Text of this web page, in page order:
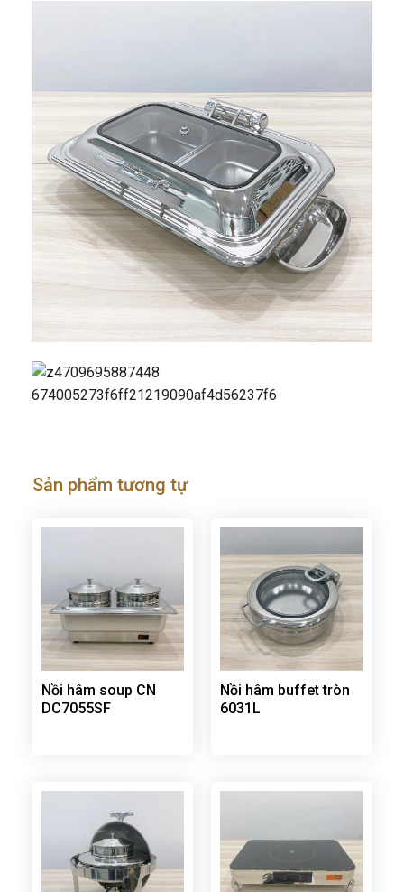
Sản phẩm tương tự
Nồi hâm soup CN
DC7055SF
Nồi hâm buffet tròn
6031L